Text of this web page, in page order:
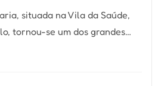
de
Pinheiros
situada na Vila da Saúde,
tornou-se um dos grandes…